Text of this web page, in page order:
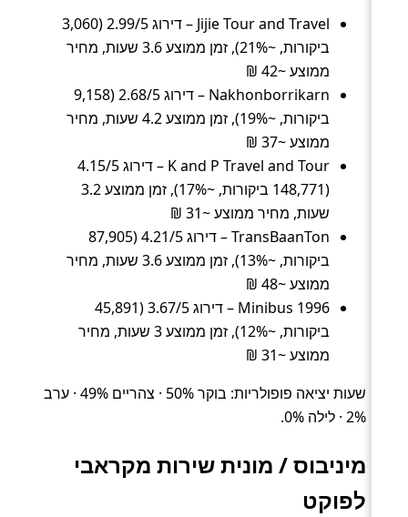
Jijie Tour and Travel – דירוג 2.99/5 (3,060
ביקורות, ~21%), זמן ממוצע 3.6 שעות, מחיר
ממוצע ~42 ₪
Nakhonborrikarn – דירוג 2.68/5 (9,158
ביקורות, ~19%), זמן ממוצע 4.2 שעות, מחיר
ממוצע ~37 ₪
K and P Travel and Tour – דירוג 4.15/5
(148,771 ביקורות, ~17%), זמן ממוצע 3.2
שעות, מחיר ממוצע ~31 ₪
TransBaanTon – דירוג 4.21/5 (87,905
ביקורות, ~13%), זמן ממוצע 3.6 שעות, מחיר
ממוצע ~48 ₪
Minibus 1996 – דירוג 3.67/5 (45,891
ביקורות, ~12%), זמן ממוצע 3 שעות, מחיר
ממוצע ~31 ₪
שעות יציאה פופולריות: בוקר 50% · צהריים 49% · ערב
2% · לילה 0%.
מיניבוס / מונית שירות מקראבי
לפוקט